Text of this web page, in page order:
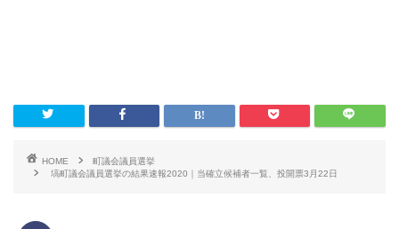
HOME
町議会議員選挙
塙町議会議員選挙の結果速報2020｜当確立候補者一覧、投開票3月22日